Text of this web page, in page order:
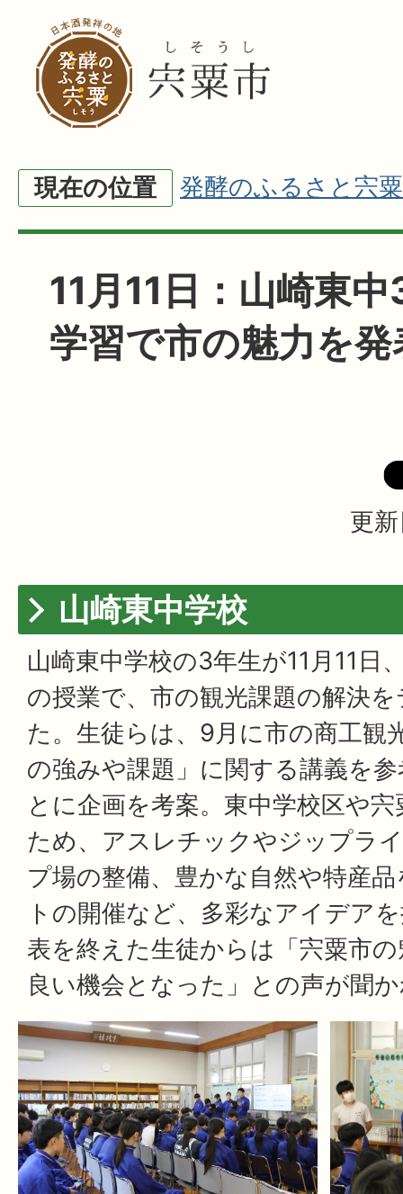
現在の位置 発酵のふるさと宍粟
11月11日：山崎東
学習で市の魅力を発
更
山崎東中学校
山崎東中学校の3年生が11月11日
の授業で、市の観光課題の解決
た。生徒らは、9月に市の商工観
の強みや課題」に関する講義を
とに企画を考案。東中学校区や
ため、アスレチックやジップラ
プ場の整備、豊かな自然や特産
トの開催など、多彩なアイデア
表を終えた生徒からは「宍粟市
良い機会となった」との声が聞